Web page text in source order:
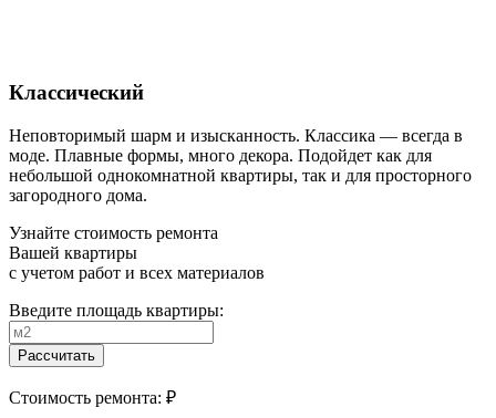
Классический
Неповторимый шарм и изысканность. Классика — всегда в
моде. Плавные формы, много декора. Подойдет как для
небольшой однокомнатной квартиры, так и для просторного
загородного дома.
Узнайте стоимость ремонта
Вашей квартиры
с учетом работ и всех материалов
Введите площадь квартиры:
Рассчитать
Стоимость ремонта: ₽